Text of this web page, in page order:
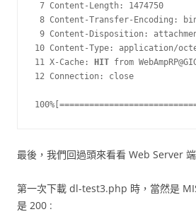
7 Content-Length: 1474750
8 Content-Transfer-Encoding:
9 Content-Disposition:
10 Content-Type: application/
11 X-Cache:
HIT from
12 Connection: close
最後，我們回過頭來看看 Web Server
第一次下載 dl-test3.php 時，當然是
是 200 :